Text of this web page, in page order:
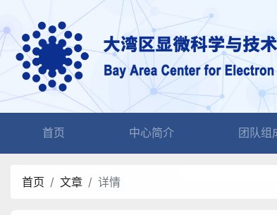
首页 中心简介 团队组
首页 文章 详情